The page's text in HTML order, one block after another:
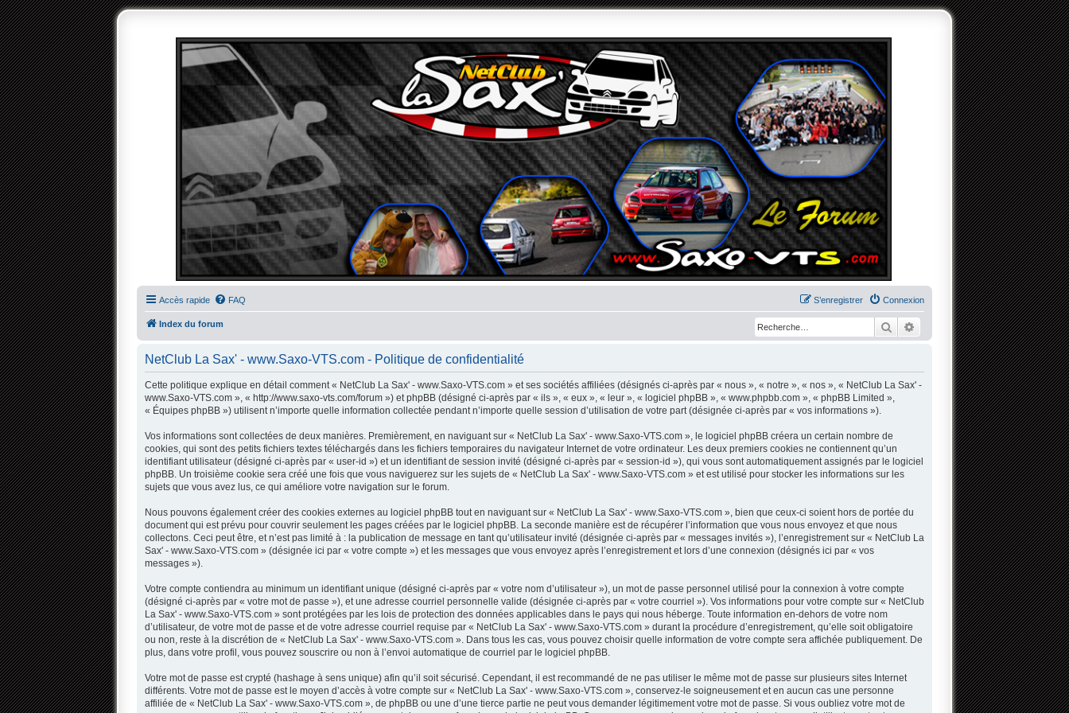
Accès rapide FAQ Connexion
S’enregistrer
Index du forum RechercherRecherche avancée
NetClub La Sax' - www.Saxo-VTS.com - Politique de confidentialité
Cette politique explique en détail comment « NetClub La Sax' - www.Saxo-VTS.com » et ses sociétés affiliées (désignés ci-après par « nous », « notre », « nos », « NetClub La Sax' -
www.Saxo-VTS.com », « http://www.saxo-vts.com/forum ») et phpBB (désigné ci-après par « ils », « eux », « leur », « logiciel phpBB », « www.phpbb.com », « phpBB Limited »,
« Équipes phpBB ») utilisent n’importe quelle information collectée pendant n’importe quelle session d’utilisation de votre part (désignée ci-après par « vos informations »).
Vos informations sont collectées de deux manières. Premièrement, en naviguant sur « NetClub La Sax' - www.Saxo-VTS.com », le logiciel phpBB créera un certain nombre de
cookies, qui sont des petits fichiers textes téléchargés dans les fichiers temporaires du navigateur Internet de votre ordinateur. Les deux premiers cookies ne contiennent qu’un
identifiant utilisateur (désigné ci-après par « user-id ») et un identifiant de session invité (désigné ci-après par « session-id »), qui vous sont automatiquement assignés par le logiciel
phpBB. Un troisième cookie sera créé une fois que vous naviguerez sur les sujets de « NetClub La Sax' - www.Saxo-VTS.com » et est utilisé pour stocker les informations sur les
sujets que vous avez lus, ce qui améliore votre navigation sur le forum.
Nous pouvons également créer des cookies externes au logiciel phpBB tout en naviguant sur « NetClub La Sax' - www.Saxo-VTS.com », bien que ceux-ci soient hors de portée du
document qui est prévu pour couvrir seulement les pages créées par le logiciel phpBB. La seconde manière est de récupérer l’information que vous nous envoyez et que nous
collectons. Ceci peut être, et n’est pas limité à : la publication de message en tant qu’utilisateur invité (désignée ci-après par « messages invités »), l’enregistrement sur « NetClub La
Sax' - www.Saxo-VTS.com » (désignée ici par « votre compte ») et les messages que vous envoyez après l’enregistrement et lors d’une connexion (désignés ici par « vos
messages »).
Votre compte contiendra au minimum un identifiant unique (désigné ci-après par « votre nom d’utilisateur »), un mot de passe personnel utilisé pour la connexion à votre compte
(désigné ci-après par « votre mot de passe »), et une adresse courriel personnelle valide (désignée ci-après par « votre courriel »). Vos informations pour votre compte sur « NetClub
La Sax' - www.Saxo-VTS.com » sont protégées par les lois de protection des données applicables dans le pays qui nous héberge. Toute information en-dehors de votre nom
d’utilisateur, de votre mot de passe et de votre adresse courriel requise par « NetClub La Sax' - www.Saxo-VTS.com » durant la procédure d’enregistrement, qu’elle soit obligatoire
ou non, reste à la discrétion de « NetClub La Sax' - www.Saxo-VTS.com ». Dans tous les cas, vous pouvez choisir quelle information de votre compte sera affichée publiquement. De
plus, dans votre profil, vous pouvez souscrire ou non à l’envoi automatique de courriel par le logiciel phpBB.
Votre mot de passe est crypté (hashage à sens unique) afin qu’il soit sécurisé. Cependant, il est recommandé de ne pas utiliser le même mot de passe sur plusieurs sites Internet
différents. Votre mot de passe est le moyen d’accès à votre compte sur « NetClub La Sax' - www.Saxo-VTS.com », conservez-le soigneusement et en aucun cas une personne
affiliée de « NetClub La Sax' - www.Saxo-VTS.com », de phpBB ou une d’une tierce partie ne peut vous demander légitimement votre mot de passe. Si vous oubliez votre mot de